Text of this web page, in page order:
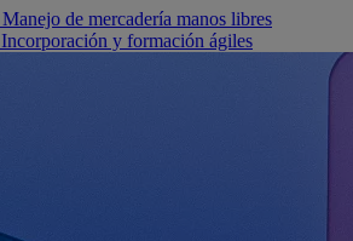
Manejo de mercadería manos libres
Incorporación y formación ágiles